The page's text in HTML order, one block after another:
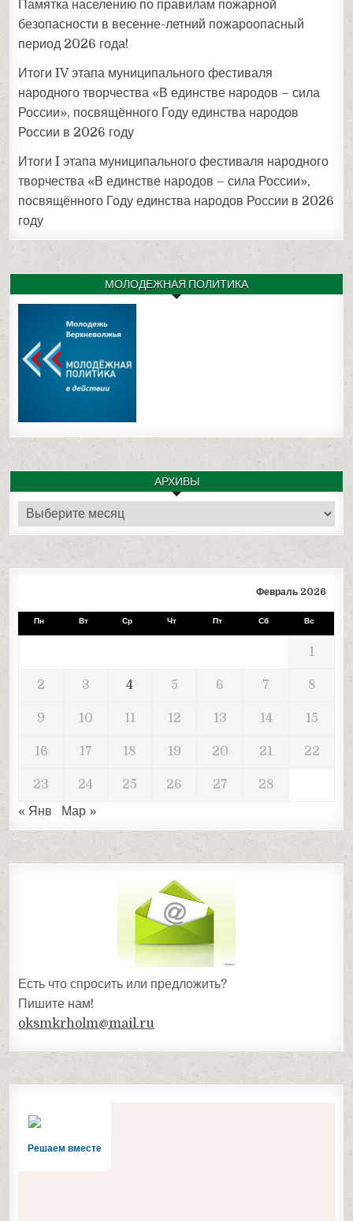
Памятка населению по правилам пожарной
безопасности в весенне-летний пожароопасный
период 2026 года!
Итоги IV этапа муниципального фестиваля
народного творчества «В единстве народов – сила
России», посвящённого Году единства народов
России в 2026 году
Итоги I этапа муниципального фестиваля народного
творчества «В единстве народов – сила России»,
посвящённого Году единства народов России в 2026
году
МОЛОДЕЖНАЯ ПОЛИТИКА
АРХИВЫ
Архивы
Февраль 2026
Пн Вт Ср Чт Пт Сб Вс
1
2 3 4 5 6 7 8
9 10 11 12 13 14 15
16 17 18 19 20 21 22
23 24 25 26 27
28
« Янв
Мар »
Есть что спросить или предложить?
Пишите нам!
oksmkrholm@mail.ru
Решаем вместе